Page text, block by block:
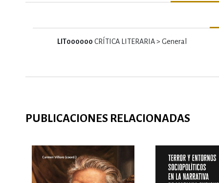
LIT000000 CRÍTICA LITERARIA > General
PUBLICACIONES RELACIONADAS